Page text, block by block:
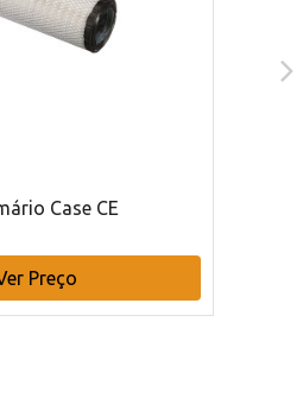
Case CE
Preço